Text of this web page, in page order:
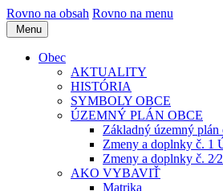
Rovno na obsah Rovno na menu
Menu
Obec
AKTUALITY
HISTÓRIA
SYMBOLY OBCE
ÚZEMNÝ PLÁN OBCE
Základný územný plán
Zmeny a doplnky č. 1
Zmeny a doplnky č.
AKO VYBAVIŤ
Matrika